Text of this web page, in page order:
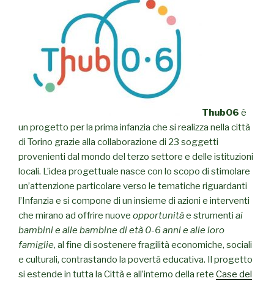
Thub06 è
un progetto per la prima infanzia che si realizza nella città
di Torino grazie alla collaborazione di 23 soggetti
provenienti dal mondo del terzo settore e delle istituzioni
locali. L’idea progettuale nasce con lo scopo di stimolare
un’attenzione particolare verso le tematiche riguardanti
l’Infanzia e si compone di un insieme di azioni e interventi
che mirano ad offrire nuove opportunitàe strumenti ai
bambini e alle bambine di età 0-6 anni e alle loro
famiglie, al fine di sostenere fragilità economiche, sociali
e culturali, contrastando la povertà educativa. Il progetto
si estende in tutta la Città e all’interno della rete Case del